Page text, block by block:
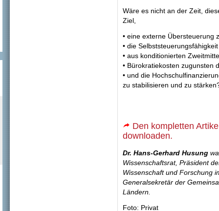
Wäre es nicht an der Zeit,
Ziel,
• eine externe Übersteuerung
• die
• aus konditionierten
• Bürokratiekosten zugunsten
• und die
zu stabilisieren und zu
Den kompletten
downloaden.
Dr. Hans-Gerhard Husung
Wissenschaftsrat, Präsident
Wissenschaft und Forschung
Generalsekretär der
Ländern.
Foto: Privat